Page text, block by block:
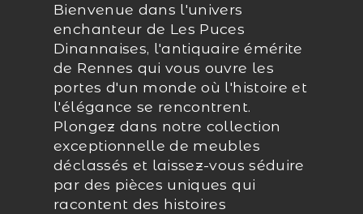
Bienvenue dans l'univers
enchanteur de Les Puces
Dinannaises, l'antiquaire émérite
de Rennes qui vous ouvre les
portes d'un monde où l'histoire et
l'élégance se rencontrent.
Plongez dans notre collection
exceptionnelle de meubles
déclassés et laissez-vous séduire
par des pièces uniques qui
racontent des histoires